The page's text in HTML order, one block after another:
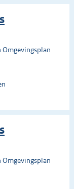
Omgevingsplan
Omgevingsplan